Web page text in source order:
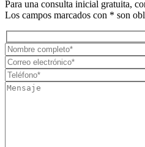
Para una consulta inicial gratuita,
Los campos marcados con * son